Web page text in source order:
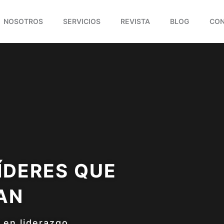
NOSOTROS SERVICIOS REVISTA BLOG
QUE